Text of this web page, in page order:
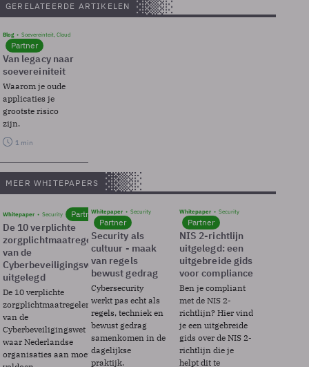
GERELATEERDE ARTIKELEN
Blog Soevereinteit, Cloud
Partner
Van legacy naar
soevereiniteit
Waarom je oude
applicaties je
grootste risico
zijn.
1 min
MEER WHITEPAPERS
Whitepaper Security Partner
De 10 verplichte
zorgplichtmaatregelen
van de
Cyberbeveiligingswet
uitgelegd
De 10 verplichte
zorgplichtmaatregelen
van de
Cyberbeveiligingswet
waar Nederlandse
organisaties aan moeten
Whitepaper Security
Partner
Security als
cultuur - maak
van regels
bewust gedrag
Cybersecurity
werkt pas echt als
regels, techniek en
bewust gedrag
samenkomen in de
dagelijkse
praktijk.
Whitepaper Security
Partner
NIS 2-richtlijn
uitgelegd: een
uitgebreide gids
voor compliance
Ben je compliant
met de NIS 2-
richtlijn? Hier vind
je een uitgebreide
gids over de NIS 2-
richtlijn die je
helpt dit te